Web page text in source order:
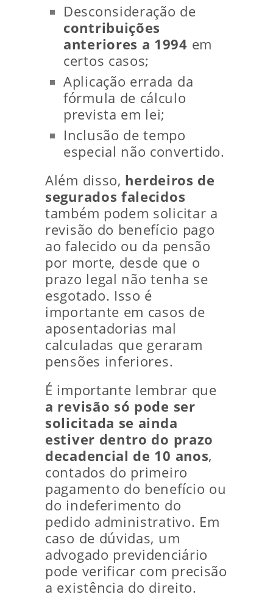
Desconsideração de
contribuições
anteriores a 1994 em
certos casos;
Aplicação errada da
fórmula de cálculo
prevista em lei;
Inclusão de tempo
especial não convertido.
Além disso, herdeiros de
segurados falecidos
também podem solicitar a
revisão do benefício pago
ao falecido ou da pensão
por morte, desde que o
prazo legal não tenha se
esgotado. Isso é
importante em casos de
aposentadorias mal
calculadas que geraram
pensões inferiores.
É importante lembrar que
a revisão só pode ser
solicitada se ainda
estiver dentro do prazo
decadencial de 10 anos,
contados do primeiro
pagamento do benefício ou
do indeferimento do
pedido administrativo. Em
caso de dúvidas, um
advogado previdenciário
pode verificar com precisão
a existência do direito.